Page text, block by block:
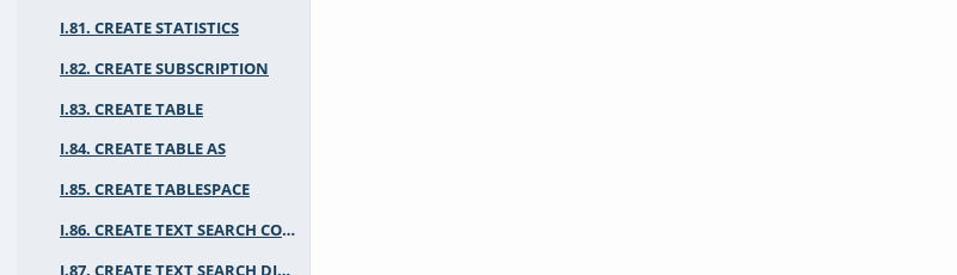
I.81. CREATE STATISTICS
I.82. CREATE SUBSCRIPTION
I.83. CREATE TABLE
I.84. CREATE TABLE AS
I.85. CREATE TABLESPACE
I.86. CREATE TEXT SEARCH CONFIGURATION
I.87. CREATE TEXT SEARCH DICTIONARY